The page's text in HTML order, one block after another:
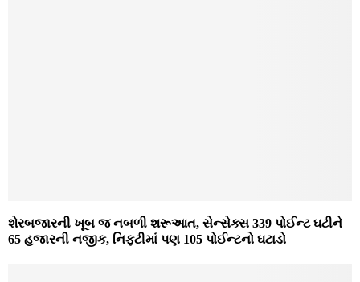
શેરબજારની ખૂબ જ નબળી શરૂઆત, સેન્સેક્સ 339 પોઈન્ટ ઘટીને
65 હજારની નજીક, નિફ્ટીમાં પણ 105 પોઈન્ટનો ઘટાડો